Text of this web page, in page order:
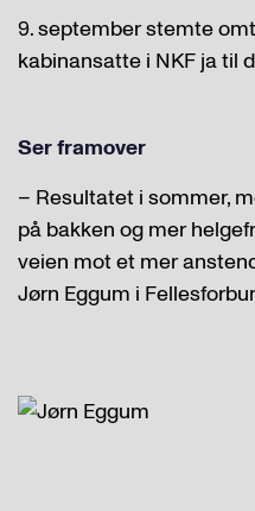
9. september stemte
kabinansatte i NKF ja til
Ser framover
– Resultatet i sommer,
på bakken og mer
veien mot et mer
Jørn Eggum i